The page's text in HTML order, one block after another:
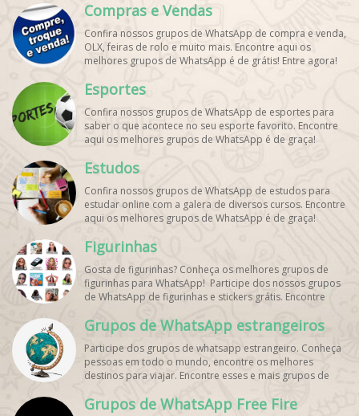
Compras e Vendas
Confira nossos grupos de WhatsApp de compra e venda,
OLX, feiras de rolo e muito mais. Encontre aqui os
melhores grupos de WhatsApp é de grátis! Entre agora!
Esportes
Confira nossos grupos de WhatsApp de esportes para
saber o que acontece no seu esporte favorito. Encontre
aqui os melhores grupos de WhatsApp é de graça!
Estudos
Confira nossos grupos de WhatsApp de estudos para
estudar online com a galera de diversos cursos. Encontre
aqui os melhores grupos de WhatsApp é de graça!
Figurinhas
Gosta de figurinhas? Conheça os melhores grupos de
figurinhas para WhatsApp! Participe dos nossos grupos
de WhatsApp de figurinhas e stickers grátis. Encontre
perfil!
Grupos de WhatsApp estrangeiros
Participe dos grupos de whatsapp estrangeiro. Conheça
pessoas em todo o mundo, encontre os melhores
destinos para viajar. Encontre esses e mais grupos de
Grupos de WhatsApp Free Fire